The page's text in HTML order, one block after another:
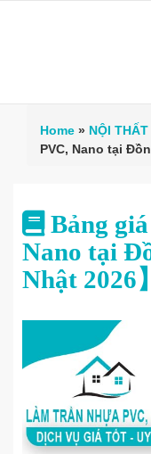
Home » NỘI THẤT
PVC, Nano tại
Bảng
Nano tại
Nhật 2026】